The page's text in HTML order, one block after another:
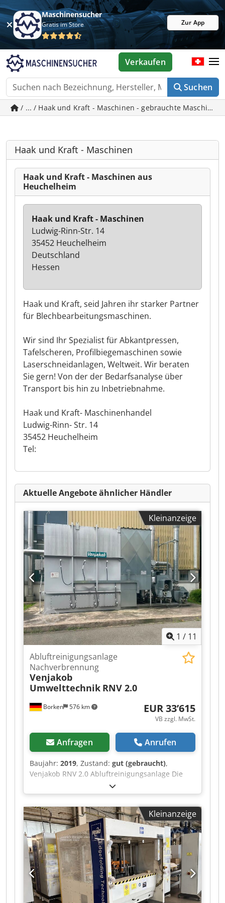
Maschinensucher
Gratis im Store Zur App
Suchen
Verkaufen
/ ... / Haak und Kraft - Maschinen - gebrauchte
Haak und Kraft - Maschinen
Haak und Kraft - Maschinen aus
Heuchelheim
Haak und Kraft, seid Jahren ihr starker Partner
für Blechbearbeitungsmaschinen.
Wir sind Ihr Spezialist für Abkantpressen,
Tafelscheren, Profilbiegemaschinen sowie
Laserschneidanlagen, Weltweit. Wir beraten
Sie gern! Von der der Bedarfsanalyse über
Transport bis hin zu Inbetriebnahme.
Haak und Kraft- Maschinenhandel
Ludwig-Rinn- Str. 14
35452 Heuchelheim
Tel:
Haak und Kraft - Maschinen
Ludwig-Rinn-Str. 14
35452 Heuchelheim
Deutschland
Hessen
Aktuelle Angebote ähnlicher Händler
Kleinanzeige
1 / 11
Borken 576 km
Abluftreinigungsanlage
Nachverbrennung
Venjakob
Umwelttechnik RNV 2.0
EUR 33’615
VB zzgl. MwSt.
Anfragen Anrufen
Baujahr: 2019, Zustand: gut (gebraucht),
Venjakob RNV 2.0 Abluftreinigungsanlage Die
Anlage verbrennt gasförmige Schadstoffe und
Gerüche aus der Produktionsabluft, um saubere
Luft in die Umwelt abzugeben. Absaugung:
Lösemittelhaltige oder geruchsbelastete
Prozessluft (z. B. aus Lackieranlagen, der
chemischen Industrie oder Druckereien) wird in
die Anlage geleitet. Vorwärmung: Die belastete
Luft strömt durch interne keramische
Wärmespeicher und wird extrem stark erhitzt.
Chjdpszrl Ibjfx Adwea Verbrennung (Oxidation):
In der Brennkammer zündet der Erdgaseinzug
(der Stützbrenner) die Luft. Bei einer
Kleinanzeige